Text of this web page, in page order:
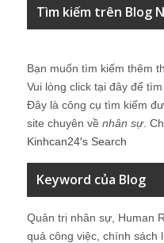
Tìm kiếm trên Blog
Bạn muốn tìm kiếm thêm
Vui lòng click tại đây để
Đây là công cụ tìm kiếm
site chuyên về nhân sự.
Kinhcan24′s Search
Keyword của Blog
Quản trị nhân sự, Human
quả công việc, chính sách